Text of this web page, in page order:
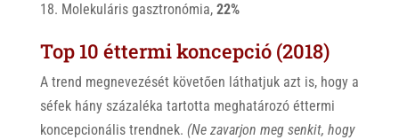
Molekuláris gasztronómia, 22%
Top 10 éttermi koncepció (2018)
A trend megnevezését követően láthatjuk azt is, hogy a
séfek hány százaléka tartotta meghatározó éttermi
koncepcionális trendnek. (Ne zavarjon meg senkit, hogy